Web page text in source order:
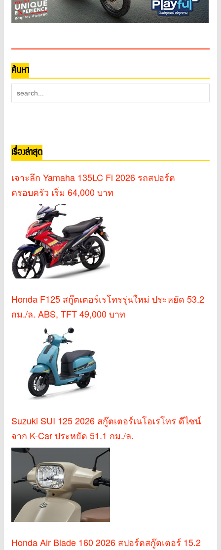
ค้นหา
เรื่องล่าสุด
เจาะลึก Yamaha 135LC Fi 2026 รถสปอร์ต
ครอบครัว เริ่ม 64,000 บาท
Honda F125 สกู๊ตเตอร์เรโทรรุ่นใหม่ ประหยัด 53.2
กม./ล. ABS, TFT 49,000 บาท
Suzuki SUI 125 2026 สกู๊ตเตอร์เนโอเรโทร ดีไซน์
จาก K-Car ประหยัด 51.1 กม./ล.
Honda Air Blade 160 2026 สปอร์ตสกู๊ตเตอร์ 15.2